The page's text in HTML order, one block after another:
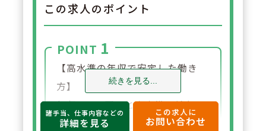
この求人のポイント
POINT 1
【高水準の年収で安定した働き
方】
年収650万円～と高水準の給与設
定。年俸制で収入の見通しも立て
続きを見る...
諸手当、仕事内容などの
詳細を見る
この求人に
お問い合わせ